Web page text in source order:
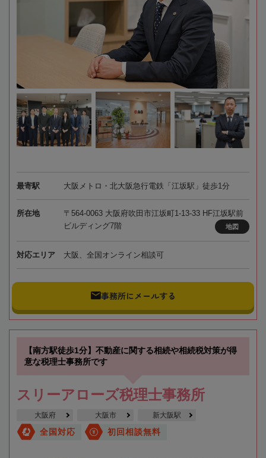
最寄駅 大阪メトロ・北大阪急行電鉄「江坂駅」徒歩1分
所在地
〒564-0063 大阪府吹田市江坂町1-13-33 HF江坂駅前
ビルディング7階
地図
対応エリア 大阪、全国オンライン相談可
事務所にメールする
【南方駅徒歩1分】不動産に関する相続や相続税対策が得
意な税理士事務所です
スリーアローズ税理士事務所
大阪府 大阪市 新大阪駅
全国対応 初回相談無料